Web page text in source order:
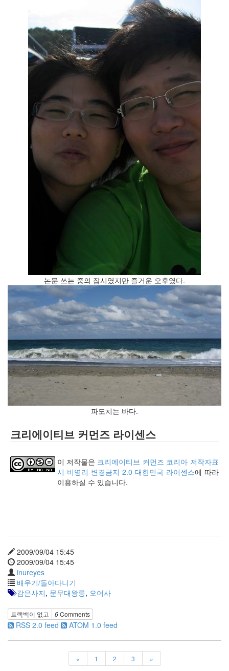
논문 쓰는 중의 잠시였지만 즐거운 오후였다.
파도치는 바다.
크리에이티브 커먼즈 라이센스
이 저작물은 크리에이티브 커먼즈 코리아 저작자표
시-비영리-변경금지 2.0 대한민국 라이센스에 따라
이용하실 수 있습니다.
2009/09/04 15:45
2009/09/04 15:45
inureyes
배우기/돌아다니기
감은사지, 문무대왕릉, 오어사
트랙백이 없고 6Comments
RSS 2.0 feed ATOM 1.0 feed
« 1 2 3 »